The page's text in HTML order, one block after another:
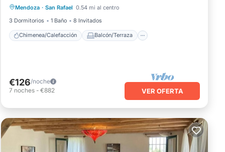
Mendoza · San Rafael 0.54 mi al centro
3 Dormitorios
1 Baño 8 Invitados
Chimenea/Calefacción Balcón/Terraza
Se admiten mascotas
Cocina
€126/noche
7 noches - €882 VER OFERTA